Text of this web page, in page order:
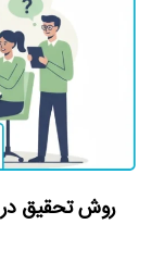
روش تحقیق